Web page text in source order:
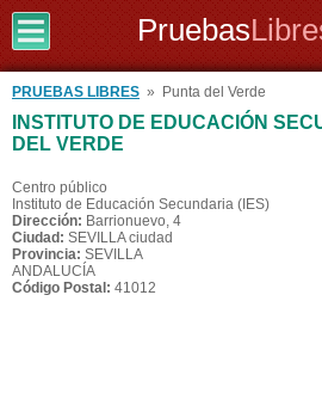
Pruebas
PRUEBAS LIBRES » Punta del Verde
INSTITUTO DE EDUCACIÓN
DEL VERDE
Centro público
Instituto de Educación Secundaria (IES)
Dirección: Barrionuevo, 4
Ciudad: SEVILLA ciudad
Provincia: SEVILLA
ANDALUCÍA
Código Postal: 41012